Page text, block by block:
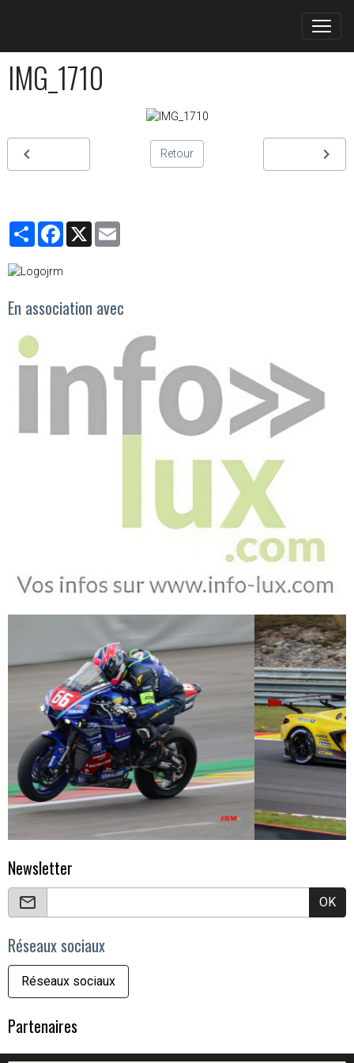
IMG_1710
Retour
PartagerFacebook
X
En association avec
Newsletter
OK
Réseaux sociaux
Réseaux sociaux
Partenaires